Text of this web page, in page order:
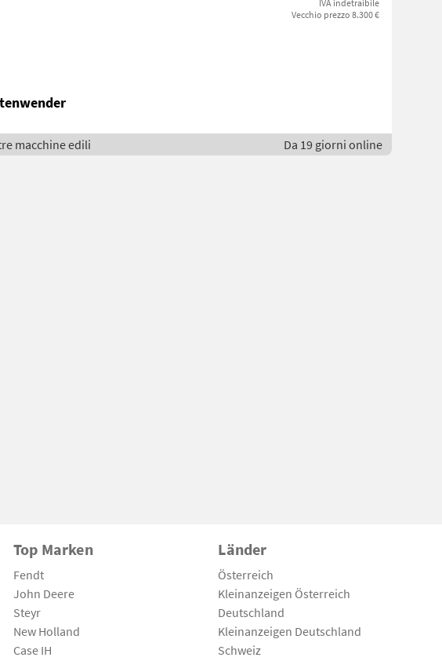
IVA indetraibile
Vecchio prezzo 8.300 €
macchine edili Da 19 giorni online
Top Marken
Fendt
John Deere
Steyr
New Holland
Case IH
Länder
Österreich
Kleinanzeigen Österreich
Deutschland
Kleinanzeigen Deutschland
Schweiz